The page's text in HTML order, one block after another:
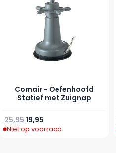
Comair - Oefenhoofd
Statief met Zuignap
Speciale prijs
19,95
Normale prijs
25,95
Niet op voorraad